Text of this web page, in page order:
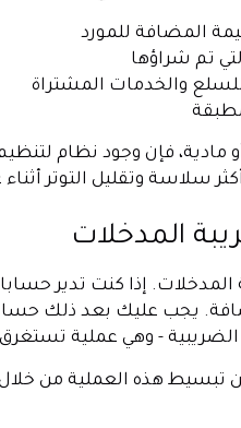
المضافة للمورد
تم شراؤها
والخدمات المشتراة
فإن وجود نظام
سلاسة وتقليل التوتر أثناء
إذا كنت تدير
يجب عليك بعد ذلك
- وهي عملية تستغرق
تبسيط هذه العملية من خلال